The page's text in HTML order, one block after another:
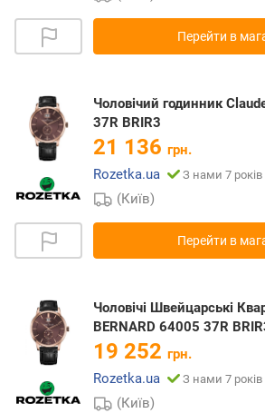
Перейти в
Чоловічий годинник
37R BRIR3
21 136 грн.
Rozetka.ua
З нами 7 років
(Київ)
Перейти в
Чоловічі Швейцарські
BERNARD 64005 37R
19 252 грн.
Rozetka.ua
З нами 7 років
(Київ)